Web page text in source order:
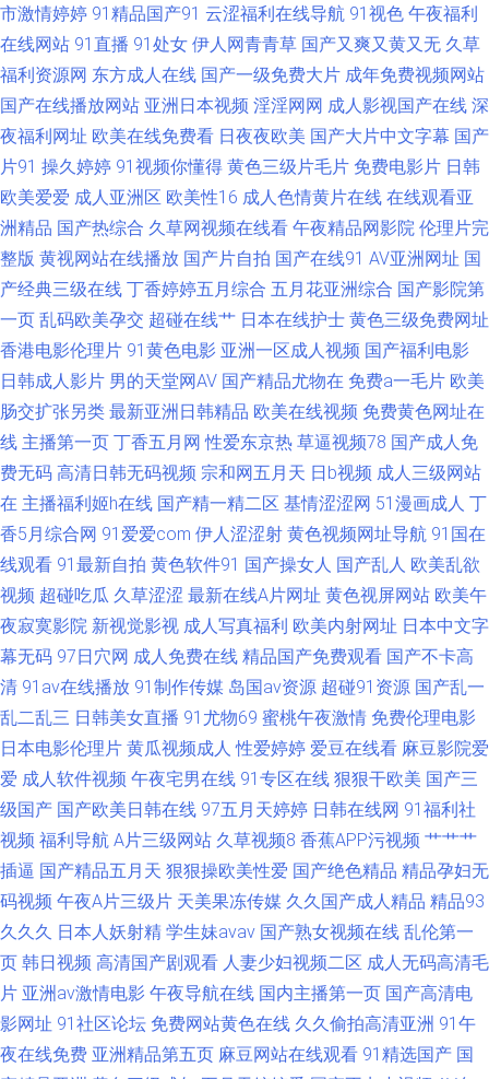
久久网 老司机色导航 成人岛国a片网站 91中文蝌蚪 91草视频成人 亚洲东方
97成人视频在线 91蝌蚪在线视频 91传媒小视频 91黑丝在线视频 91传媒网
91极速视频 91黄色网入口站 91足恋网 久草久久草在线 91精品丝袜国产 久
草成仁视频 一级av91日韩 91免费入口观看 91香蕉二区 Av高清在线观看 东
方av免费在线 91免费在线 肏屄后人少妇 精品无码一区二区无码 91妞妞免费
视频 91九色蝌蚪视频成人论坛 一区一区一去一区 亚洲美女丝袜足交 91热国
产人妖 91黑料私人丝袜 亚洲首页福利一区二区 1024黄色电影 91成人福利
导航 黄色入口链接直接进入 俺去也福利 91在线看视频 日韩欧美色图 欧美一
区二区蜜桃 青青草福利视频导航 欧美欧美人妖 久草视频999 国产久久免费
密挑免费板官网入口 久久草电影 久久少妇毛片 久精品久精品 黑料日本不卡
国产群P视频 亚洲色偷自 91国产乱子伦 91性感在线 91社视频在线观看 99re
草 成人免费www 东方四虎影 大香蕉不卡八区 99福利网 狠狠爽爽综合网 九
一色播 久久一三一 老师机午夜福利Av
市激情婷婷 91精品国产91 云涩福利在线导航 91视色 午夜福利
在线网站 91直播 91处女 伊人网青青草 国产又爽又黄又无 久草
福利资源网 东方成人在线 国产一级免费大片 成年免费视频网站
国产在线播放网站 亚洲日本视频 淫淫网网 成人影视国产在线 深
夜福利网址 欧美在线免费看 日夜夜欧美 国产大片中文字幕 国产
片91 操久婷婷 91视频你懂得 黄色三级片毛片 免费电影片 日韩
欧美爱爱 成人亚洲区 欧美性16 成人色情黄片在线 在线观看亚
洲精品 国产热综合 久草网视频在线看 午夜精品网影院 伦理片完
整版 黄视网站在线播放 国产片自拍 国产在线91 AV亚洲网址 国
产经典三级在线 丁香婷婷五月综合 五月花亚洲综合 国产影院第
一页 乱码欧美孕交 超碰在线艹 日本在线护士 黄色三级免费网址
香港电影伦理片 91黄色电影 亚洲一区成人视频 国产福利电影
日韩成人影片 男的天堂网AV 国产精品尤物在 免费a一毛片 欧美
肠交扩张另类 最新亚洲日韩精品 欧美在线视频 免费黄色网址在
线 主播第一页 丁香五月网 性爱东京热 草逼视频78 国产成人免
费无码 高清日韩无码视频 宗和网五月天 日b视频 成人三级网站
在 主播福利姬h在线 国产精一精二区 基情涩涩网 51漫画成人 丁
香5月综合网 91爱爱com 伊人涩涩射 黄色视频网址导航 91国在
线观看 91最新自拍 黄色软件91 国产操女人 国产乱人 欧美乱欲
视频 超碰吃瓜 久草涩涩 最新在线A片网址 黄色视屏网站 欧美午
夜寂寞影院 新视觉影视 成人写真福利 欧美内射网址 日本中文字
幕无码 97日穴网 成人免费在线 精品国产免费观看 国产不卡高
清 91av在线播放 91制作传媒 岛国av资源 超碰91资源 国产乱一
乱二乱三 日韩美女直播 91尤物69 蜜桃午夜激情 免费伦理电影
日本电影伦理片 黄瓜视频成人 性爱婷婷 爱豆在线看 麻豆影院爱
爱 成人软件视频 午夜宅男在线 91专区在线 狠狠干欧美 国产三
级国产 国产欧美日韩在线 97五月天婷婷 日韩在线网 91福利社
视频 福利导航 A片三级网站 久草视频8 香蕉APP污视频 艹艹艹
插逼 国产精品五月天 狠狠操欧美性爱 国产绝色精品 精品孕妇无
码视频 午夜A片三级片 天美果冻传媒 久久国产成人精品 精品93
久久久 日本人妖射精 学生妹avav 国产熟女视频在线 乱伦第一
页 韩日视频 高清国产剧观看 人妻少妇视频二区 成人无码高清毛
片 亚洲av激情电影 午夜导航在线 国内主播第一页 国产高清电
影网址 91社区论坛 免费网站黄色在线 久久偷拍高清亚洲 91午
夜在线免费 亚洲精品第五页 麻豆网站在线观看 91精选国产 国